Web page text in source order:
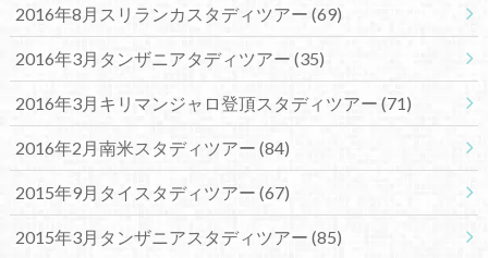
2016年8月スリランカスタディツアー (69)
2016年3月タンザニアタディツアー (35)
2016年3月キリマンジャロ登頂スタディツアー (71)
2016年2月南米スタディツアー (84)
2015年9月タイスタディツアー (67)
2015年3月タンザニアスタディツアー (85)